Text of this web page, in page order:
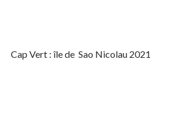
Cap Vert : île de Sao Nicolau 2021